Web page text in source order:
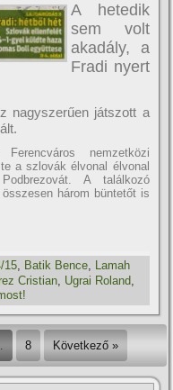
A hetedik
sem volt
akadály, a
Fradi nyert
nagyszerűen játszott a
nemzetközi
a szlovák élvonal élvonal
A találkozó
három büntetőt is
15 Batik Bence
Lamah
Cristian, Ugrai Roland,
8 Következő »